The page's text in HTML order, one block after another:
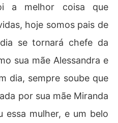
a melhor coisa que
hoje somos pais de
se tornará chefe da
sua mãe Alessandra e
dia, sempre soube que
por sua mãe Miranda
essa mulher, e um belo